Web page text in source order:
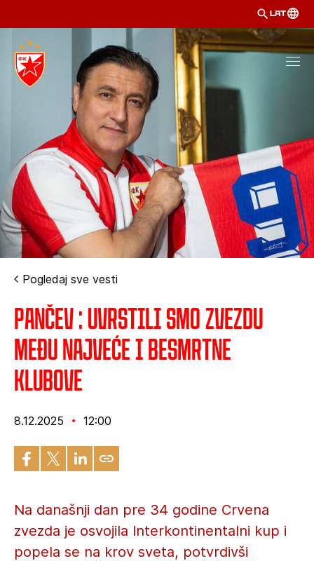
LAT
Pogledaj sve vesti
Pančev : Uvrstili smo Zvezdu
među najveće i besmrtne
klubove
8.12.2025 12:00
Na današnji dan pre 34 godine Crvena
zvezda je osvojila Interkontinentalni kup i
popela se na krov sveta, potvrdivši